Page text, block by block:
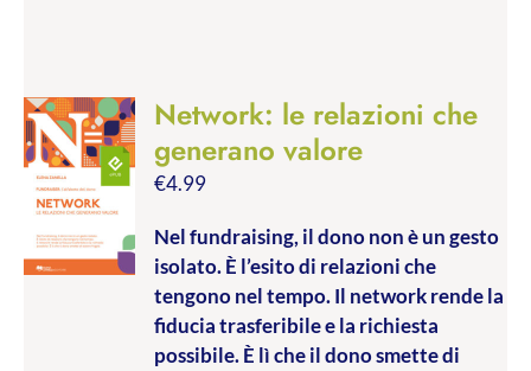
Network: le relazioni che
generano valore
€4.99
Nel fundraising, il dono non è un gesto
isolato. È l’esito di relazioni che
tengono nel tempo. Il network rende la
fiducia trasferibile e la richiesta
possibile. È lì che il dono smette di